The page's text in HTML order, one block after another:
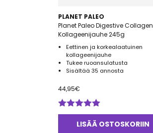
PLANET PALEO
Planet Paleo Digestive Collagen
Kollageenijauhe 245g
Eettinen ja korkealaatuinen
kollageenijauhe
Tukee ruoansulatusta
Sisältää 35 annosta
44,95€
Arvostelu
tuotteesta:
LISÄÄ OSTOSKORIIN